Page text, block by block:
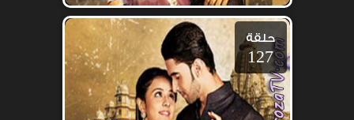
حلقة
127